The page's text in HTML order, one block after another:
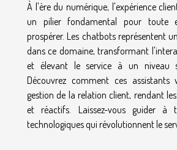
À l'ère du numérique, l'expérience
un pilier fondamental pour toute
prospérer. Les chatbots représentent
dans ce domaine, transformant
et élevant le service à un niveau
Découvrez comment ces assistants
gestion de la relation client, rendant
et réactifs. Laissez-vous guider à
technologiques qui révolutionnent le